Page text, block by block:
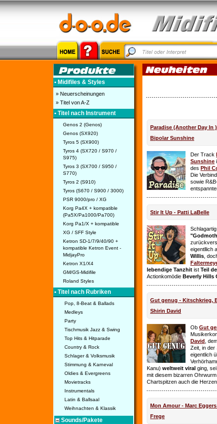
• Midifiles & Styles
» Neuerscheinungen
» Titel von A-Z
• Titel nach Instrument
Genos 2 (Genos)
Genos (SX920)
Tyros 5 (SX900)
Tyros 4 (SX720 / S970 /
S975)
Tyros 3 (SX700 / S950 /
S770)
Tyros 2 (S910)
Tyros (S670 / S900 / 3000)
PSR 9000/pro / XG
Korg Pa4X + kompatible
(Pa5X/Pa1000/Pa700)
Korg Pa1/X + kompatible
XG / SFF Style
Ketron SD-1/7/9/40/90 +
kompatible Ketron Event -
MidjayPro
Ketron X1/X4
GM/GS-Midifile
Roland Styles
• Titel nach Rubriken
Pop, 8-Beat & Ballads
Medleys
Party
Tischmusik Jazz & Swing
Top Hits & Hitparade
Country & Rock
Schlager & Volksmusik
Stimmung & Karneval
Oldies & Evergreens
Movietracks
Instrumentals
Latin & Ballsaal
Weihnachten & Klassik
Sounds/Pakete
Paradise (Another Day In
Bipolar Sunshine
Der Track
Sunshine
des Phil
Die
sowie
Stir It Up - Patti LaBelle
eigentllich
Willis ,
lebendige Tanzhit ist Teil
Actionkomödie Beverly Hills
Gut genug - Kitschkrieg,
Shirin David
Ob Gut
David ,
Zeit, in der
eigentlich
Kanu) weltweit viral ging,
mit diesem bizarren
Chartspitzen auch die
Mon Amour - Marc
Frege